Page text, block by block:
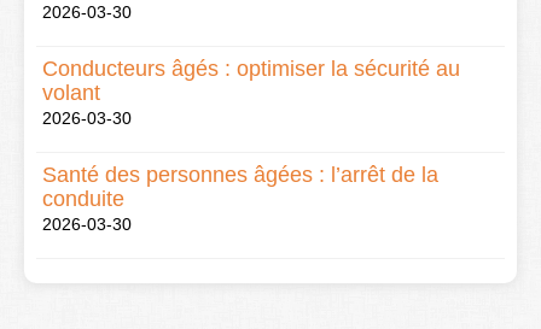
2026-03-30
Conducteurs âgés : optimiser la sécurité au
volant
2026-03-30
Santé des personnes âgées : l’arrêt de la
conduite
2026-03-30